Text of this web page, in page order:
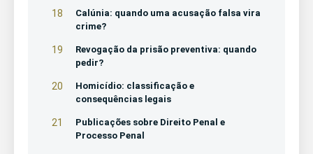
18
Calúnia: quando uma acusação falsa vira
crime?
19
Revogação da prisão preventiva: quando
pedir?
20
Homicídio: classificação e
consequências legais
21
Publicações sobre Direito Penal e
Processo Penal